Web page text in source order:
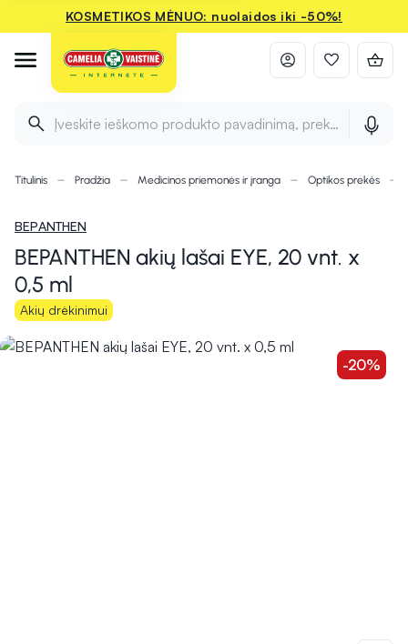
KOSMETIKOS MĖNUO: nuolaidos iki -50%!
Įveskite ieškomo produkto pavadinimą, prekės ženklą ir
Titulinis Pradžia Medicinos priemonės ir įranga Optikos prekės
BEPANTHEN
BEPANTHEN akių lašai EYE, 20 vnt. x
0,5 ml
Akių drėkinimui
-20%